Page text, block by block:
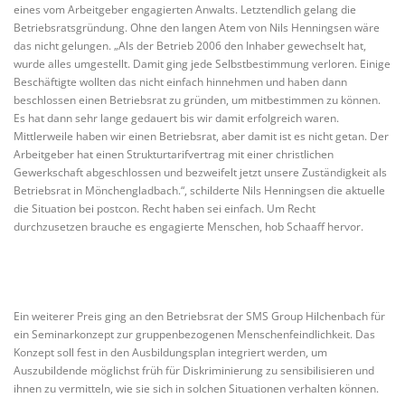
eines vom Arbeitgeber engagierten Anwalts. Letztendlich gelang die
Betriebsratsgründung. Ohne den langen Atem von Nils Henningsen wäre
das nicht gelungen. „Als der Betrieb 2006 den Inhaber gewechselt hat,
wurde alles umgestellt. Damit ging jede Selbstbestimmung verloren. Einige
Beschäftigte wollten das nicht einfach hinnehmen und haben dann
beschlossen einen Betriebsrat zu gründen, um mitbestimmen zu können.
Es hat dann sehr lange gedauert bis wir damit erfolgreich waren.
Mittlerweile haben wir einen Betriebsrat, aber damit ist es nicht getan. Der
Arbeitgeber hat einen Strukturtarifvertrag mit einer christlichen
Gewerkschaft abgeschlossen und bezweifelt jetzt unsere Zuständigkeit als
Betriebsrat in Mönchengladbach.“, schilderte Nils Henningsen die aktuelle
die Situation bei postcon. Recht haben sei einfach. Um Recht
durchzusetzen brauche es engagierte Menschen, hob Schaaff hervor.
Ein weiterer Preis ging an den Betriebsrat der SMS Group Hilchenbach für
ein Seminarkonzept zur gruppenbezogenen Menschenfeindlichkeit. Das
Konzept soll fest in den Ausbildungsplan integriert werden, um
Auszubildende möglichst früh für Diskriminierung zu sensibilisieren und
ihnen zu vermitteln, wie sie sich in solchen Situationen verhalten können.